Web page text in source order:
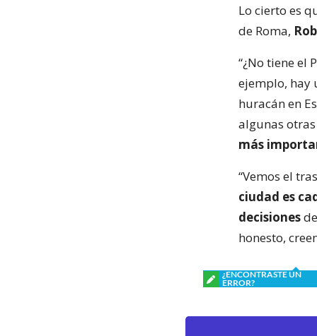
Lo cierto es
de Roma,
“¿No tiene el
ejemplo, hay
huracán en
algunas
más
“Vemos el
ciudad es
decisiones
honesto,
¿ENCONTRASTE UN
ERROR?